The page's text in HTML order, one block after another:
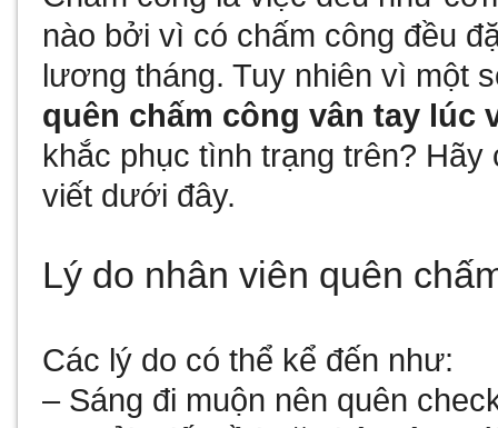
nào bởi vì có chấm công đều
lương tháng. Tuy nhiên vì một
quên chấm công vân tay lúc
khắc phục tình trạng trên?
viết dưới đây.
Lý do nhân viên quên
Các lý do có thể kể đến như:
– Sáng đi muộn nên quên